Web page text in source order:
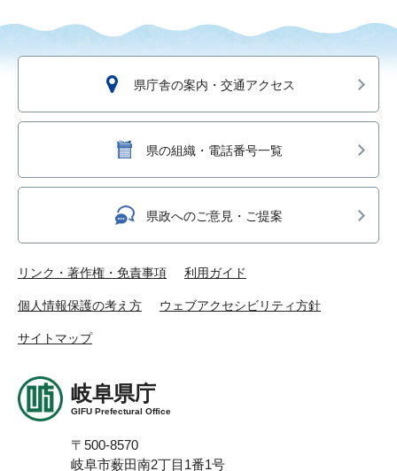
県庁舎の案内・交通アクセス
県の組織・電話番号一覧
県政へのご意見・ご提案
リンク・著作権・免責事項 利用ガイド
個人情報保護の考え方 ウェブアクセシビリティ方針
サイトマップ
岐阜県庁
GIFU Prefectural Office
〒500-8570
岐阜市薮田南2丁目1番1号